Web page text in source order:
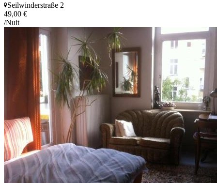
Seilwinderstraße 2
49,00 €
/Nuit